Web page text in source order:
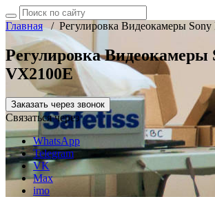
Главная/ Регулировка Видеокамеры
Регулировка Видеокамеры
VX2100E
Заказать через звонок
Связаться через
WhatsApp
Telegram
VK
Max
imo